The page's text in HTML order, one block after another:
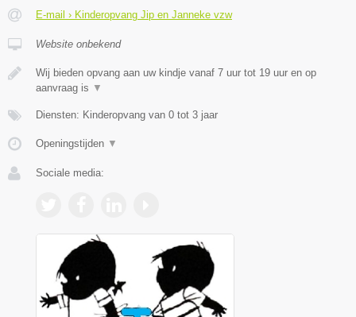
E-mail › Kinderopvang Jip en Janneke vzw
Website onbekend
Wij bieden opvang aan uw kindje vanaf 7 uur tot 19 uur en op
aanvraag is ▼
Diensten: Kinderopvang van 0 tot 3 jaar
Openingstijden ▼
Sociale media: